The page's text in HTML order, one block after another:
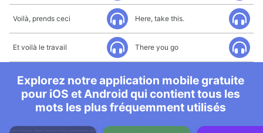
Voilà, prends ceci Here, take this.
Et voilà le travail There you go
Explorez notre application mobile gratuite
pour iOS et Android qui contient tous les
mots les plus fréquemment utilisés